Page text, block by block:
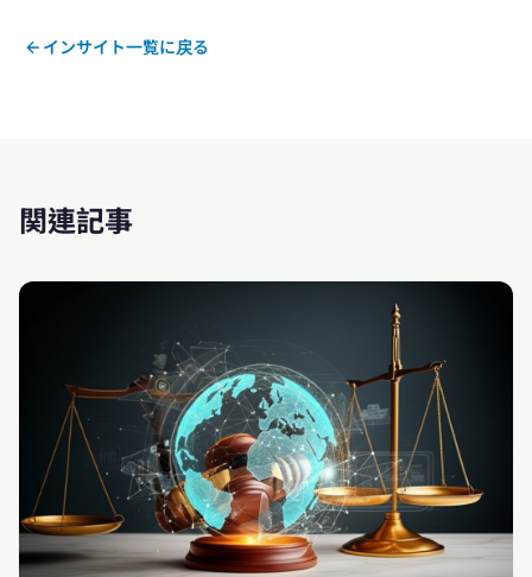
インサイト一覧に戻る
関連記事